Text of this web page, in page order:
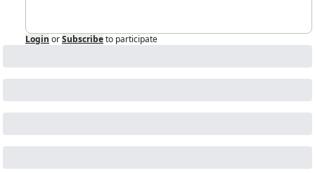
Login orSubscribeto participate